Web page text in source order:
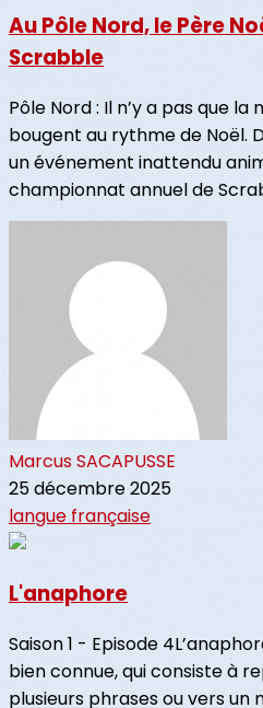
Au Pôle Nord, le Père
Scrabble
Pôle Nord : Il n’y a pas que la
bougent au rythme de Noël.
un événement inattendu
championnat annuel de
Marcus SACAPUSSE
25 décembre 2025
langue française
L'anaphore
Saison 1 - Episode
bien connue, qui consiste à
plusieurs phrases ou vers